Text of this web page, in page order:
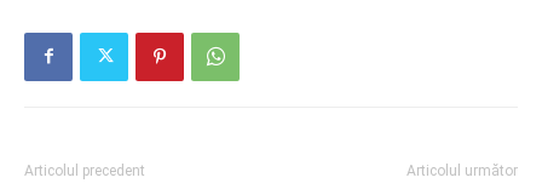
Articolul precedent Articolul următor